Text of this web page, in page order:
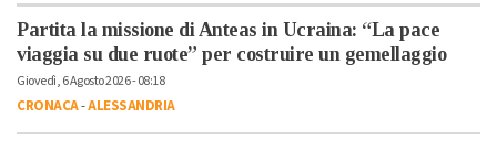
Partita la missione di Anteas in Ucraina: “La pace
viaggia su due ruote” per costruire un gemellaggio
Giovedì, 6 Agosto 2026 - 08:18
CRONACA-ALESSANDRIA